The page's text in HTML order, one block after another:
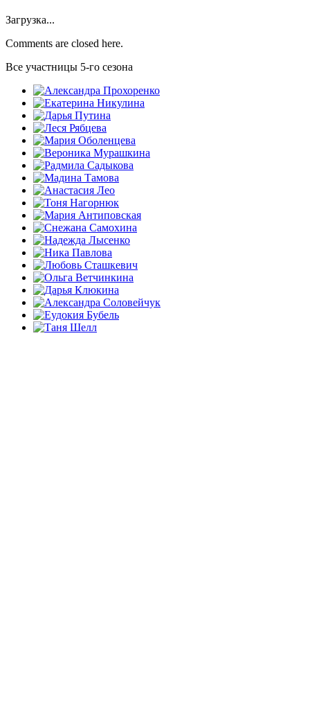
Загрузка...
Comments are closed here.
Все участницы 5-го сезона